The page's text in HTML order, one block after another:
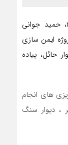
به گزارش روابط عمومی شهرداری منطقه ۳، حمید جوانی
ایمن سازی
حائل، پیاده
ریزی های انجام
پروژه پیاده راه بطول ۸۵۰ متر ، دیوار سنگ